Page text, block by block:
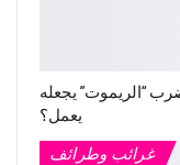
“الريموت” يجعله
يعمل؟
غرائب وطرائف